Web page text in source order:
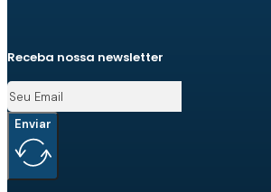
Receba nossa newsletter
Enviar